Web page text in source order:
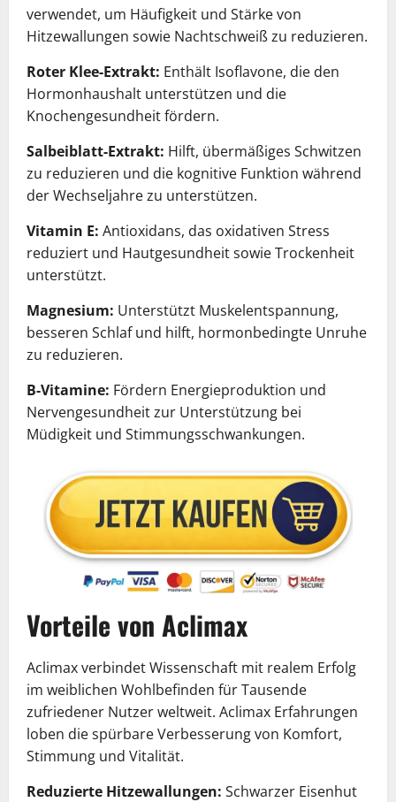
verwendet, um Häufigkeit und Stärke von
Hitzewallungen sowie Nachtschweiß zu reduzieren.
Roter Klee-Extrakt: Enthält Isoflavone, die den
Hormonhaushalt unterstützen und die
Knochengesundheit fördern.
Salbeiblatt-Extrakt: Hilft, übermäßiges Schwitzen
zu reduzieren und die kognitive Funktion während
der Wechseljahre zu unterstützen.
Vitamin E: Antioxidans, das oxidativen Stress
reduziert und Hautgesundheit sowie Trockenheit
unterstützt.
Magnesium: Unterstützt Muskelentspannung,
besseren Schlaf und hilft, hormonbedingte Unruhe
zu reduzieren.
B-Vitamine: Fördern Energieproduktion und
Nervengesundheit zur Unterstützung bei
Müdigkeit und Stimmungsschwankungen.
Vorteile von Aclimax
Aclimax verbindet Wissenschaft mit realem Erfolg
im weiblichen Wohlbefinden für Tausende
zufriedener Nutzer weltweit. Aclimax Erfahrungen
loben die spürbare Verbesserung von Komfort,
Stimmung und Vitalität.
Reduzierte Hitzewallungen: Schwarzer Eisenhut